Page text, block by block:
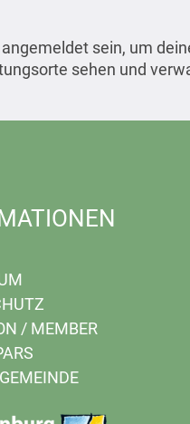
sein, um
sehen und
/ MEMBER